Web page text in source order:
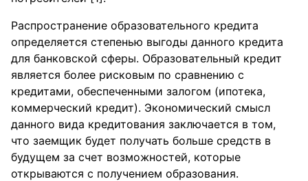
Распространение образовательного кредита
определяется степенью выгоды данного кредита
для банковской сферы. Образовательный кредит
является более рисковым по сравнению с
кредитами, обеспеченными залогом (ипотека,
коммерческий кредит). Экономический смысл
данного вида кредитования заключается в том,
что заемщик будет получать больше средств в
будущем за счет возможностей, которые
открываются с получением образования.